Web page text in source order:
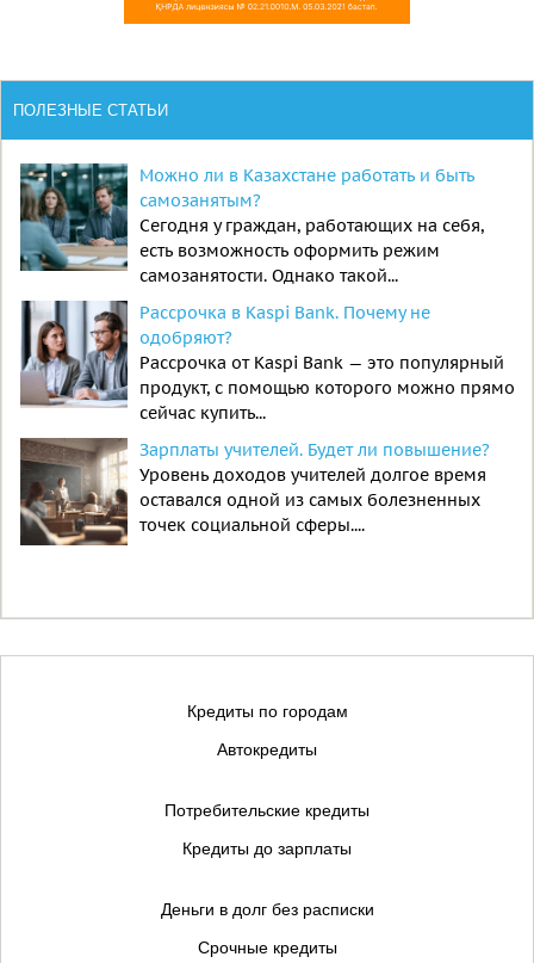
ПОЛЕЗНЫЕ СТАТЬИ
Можно ли в Казахстане работать и быть
самозанятым?
Сегодня у граждан, работающих на себя,
есть возможность оформить режим
самозанятости. Однако такой...
Рассрочка в Kaspi Bank. Почему не
одобряют?
Рассрочка от Kaspi Bank — это популярный
продукт, с помощью которого можно прямо
сейчас купить...
Зарплаты учителей. Будет ли повышение?
Уровень доходов учителей долгое время
оставался одной из самых болезненных
точек социальной сферы....
Кредиты по городам
Автокредиты
Потребительские кредиты
Кредиты до зарплаты
Деньги в долг без расписки
Срочные кредиты